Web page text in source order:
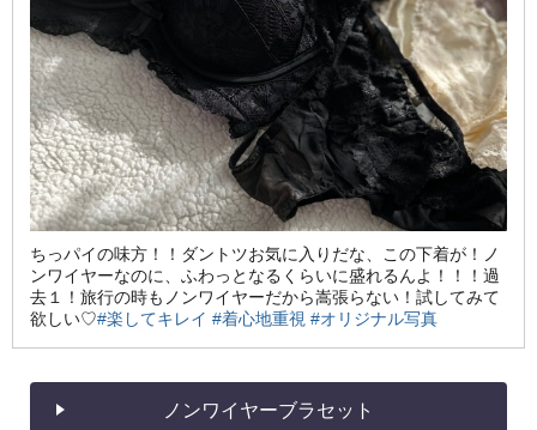
ちっパイの味方！！ダントツお気に入りだな、この下着が！ノ
ンワイヤーなのに、ふわっとなるくらいに盛れるんよ！！！過
去１！旅行の時もノンワイヤーだから嵩張らない！試してみて
欲しい♡#楽してキレイ #着心地重視 #オリジナル写真
ノンワイヤーブラセット